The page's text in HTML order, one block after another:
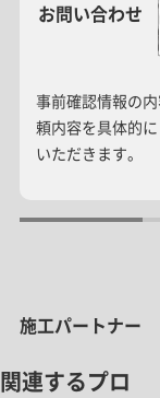
お問い合わせ
事前確認情報の
頼内容を具体的
いただきます。
施工パートナー
関連するプロ